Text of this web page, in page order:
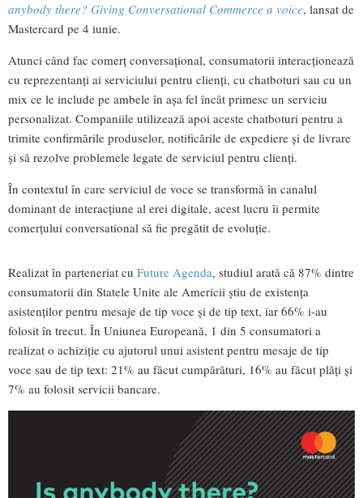
anybody there? Giving Conversational Commerce a voice, lansat de
Mastercard pe 4 iunie.
Atunci când fac comerț conversațional, consumatorii interacționează
cu reprezentanți ai serviciului pentru clienți, cu chatboturi sau cu un
mix ce le include pe ambele în așa fel încât primesc un serviciu
personalizat. Companiile utilizează apoi aceste chatboturi pentru a
trimite confirmările produselor, notificările de expediere și de livrare
și să rezolve problemele legate de serviciul pentru clienți.
În contextul în care serviciul de voce se transformă în canalul
dominant de interacțiune al erei digitale, acest lucru îi permite
comerțului conversational să fie pregătit de evoluție.
Realizat în parteneriat cu Future Agenda, studiul arată că 87% dintre
consumatorii din Statele Unite ale Americii știu de existența
asistenților pentru mesaje de tip voce și de tip text, iar 66% i-au
folosit în trecut. În Uniunea Europeană, 1 din 5 consumatori a
realizat o achiziție cu ajutorul unui asistent pentru mesaje de tip
voce sau de tip text: 21% au făcut cumpărături, 16% au făcut plăți și
7% au folosit servicii bancare.